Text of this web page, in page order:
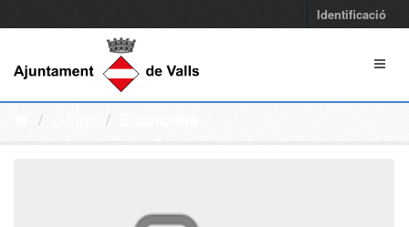
Identificació